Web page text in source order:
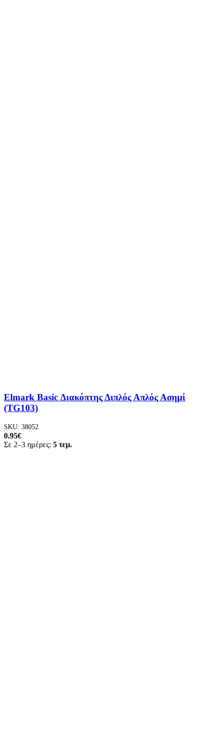
Elmark Basic Διακόπτης Διπλός Απλός Ασημί
(TG103)
SKU: 38052
0.95€
Σε 2–3 ημέρες: 5 τεμ.